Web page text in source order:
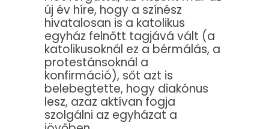
új év híre, hogy a színész
hivatalosan is a katolikus
egyház felnőtt tagjává vált (a
katolikusoknál ez a bérmálás, a
protestánsoknál a
konfirmáció), sőt azt is
belebegtette, hogy diakónus
lesz, azaz aktívan fogja
szolgálni az egyházat a